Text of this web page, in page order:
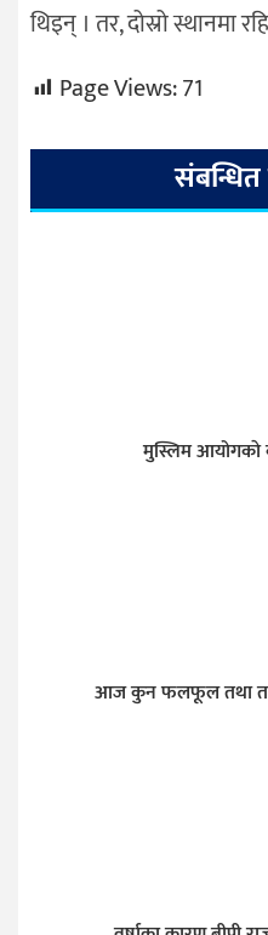
थिइन् । तर, दोस्रो स्थानमा
Page Views:71
मुस्लिम आयोगकाे
आज कुन फलफूल तथा